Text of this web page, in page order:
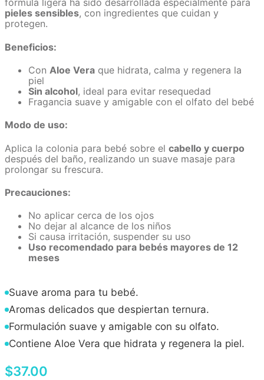
fórmula ligera ha sido desarrollada especialmente para
pieles sensibles, con ingredientes que cuidan y
protegen.
Beneficios:
Con Aloe Vera que hidrata, calma y regenera la
piel
Sin alcohol, ideal para evitar resequedad
Fragancia suave y amigable con el olfato del bebé
Modo de uso:
Aplica la colonia para bebé sobre el cabello y cuerpo
después del baño, realizando un suave masaje para
prolongar su frescura.
Precauciones:
No aplicar cerca de los ojos
No dejar al alcance de los niños
Si causa irritación, suspender su uso
Uso recomendado para bebés mayores de 12
meses
Suave aroma para tu bebé.
Aromas delicados que despiertan ternura.
Formulación suave y amigable con su olfato.
Contiene Aloe Vera que hidrata y regenera la piel.
$37.00